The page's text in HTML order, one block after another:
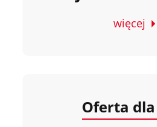
więcej
Oferta